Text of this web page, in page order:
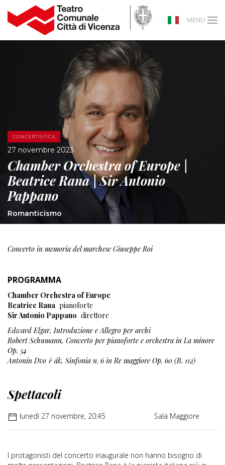
MENU
CONCERTISTICA
27 novembre 2023
Chamber Orchestra of Europe |
Beatrice Rana | Sir Antonio
Pappano
Romanticismo
Concerto in memoria del marchese Giuseppe Roi
PROGRAMMA
Chamber Orchestra of Europe
Beatrice Rana pianoforte
Sir Antonio Pappano direttore
Edward Elgar, Introduzione e Allegro per archi
Robert Schumann, Concerto per pianoforte e orchestra in La minore
Op. 54
Antonín Dvo ř ák, Sinfonia n. 6 in Re maggiore Op. 60 (B. 112)
Spettacoli
lunedì 27 novembre, 20:45 Sala Maggiore
I protagonisti del concerto inaugurale non hanno bisogno di